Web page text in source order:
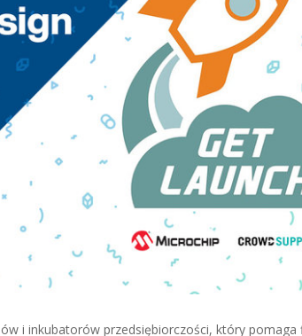
i inkubatorów przedsiębiorczości, który